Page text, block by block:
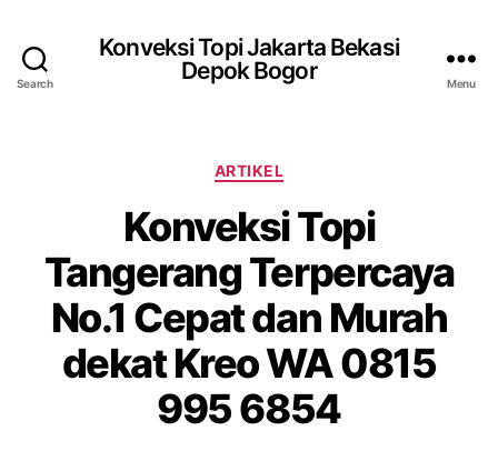
Search
Konveksi Topi Jakarta Bekasi
Depok Bogor
Menu
Categories
ARTIKEL
Konveksi Topi
Tangerang Terpercaya
No.1 Cepat dan Murah
dekat Kreo WA 0815
995 6854